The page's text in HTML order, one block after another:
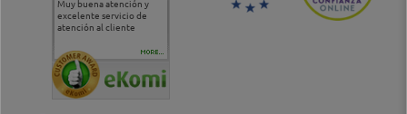
Muy buena atención y
excelente servicio de
atención al cliente
Muy buena atención de
cara al asesoramiento
Si estoy contento
MORE...